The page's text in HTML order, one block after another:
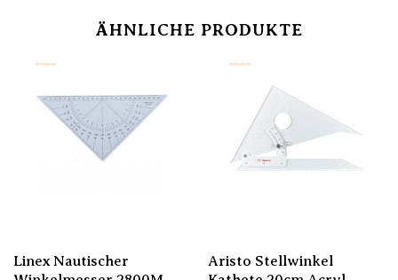
ÄHNLICHE PRODUKTE
Linex Nautischer
Aristo Stellwinkel